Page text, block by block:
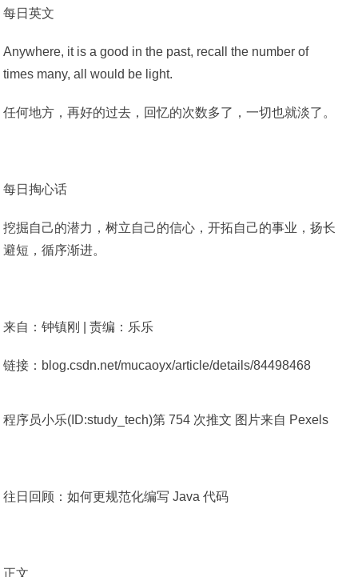
每日英文
Anywhere, it is a good in the past, recall the number of
times many, all would be light.
任何地方，再好的过去，回忆的次数多了，一切也就淡了。
每日掏心话
挖掘自己的潜力，树立自己的信心，开拓自己的事业，扬长
避短，循序渐进。
来自：钟镇刚 | 责编：乐乐
链接：blog.csdn.net/mucaoyx/article/details/84498468
程序员小乐(ID:study_tech)第 754 次推文 图片来自 Pexels
往日回顾：如何更规范化编写 Java 代码
正文